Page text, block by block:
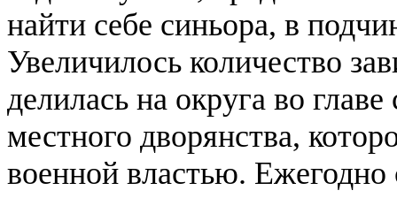
найти себе синьора, в
Увеличилось количество
делилась на округа во
местного дворянства,
военной властью.